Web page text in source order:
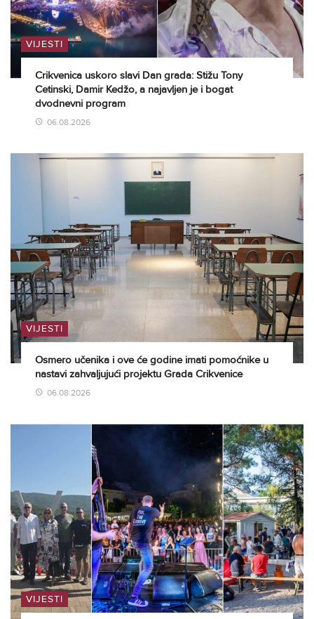
VIJESTI
Crikvenica uskoro slavi Dan grada: Stižu Tony
Cetinski, Damir Kedžo, a najavljen je i bogat
dvodnevni program
06.08.2026
VIJESTI
Osmero učenika i ove će godine imati pomoćnike u
nastavi zahvaljujući projektu Grada Crikvenice
06.08.2026
VIJESTI